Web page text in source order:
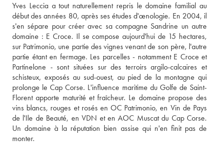
Yves Leccia a tout naturellement repris le domaine familial au
début des années 80, après ses études d'œnologie. En 2004, il
s'en sépare pour créer avec sa compagne Sandrine un autre
domaine : E Croce. Il se compose aujourd'hui de 15 hectares,
sur Patrimonio, une partie des vignes venant de son père, l'autre
partie étant en fermage. Les parcelles - notamment E Croce et
Partinelone - sont situées sur des terroirs argilo-calcaires et
schisteux, exposés au sud-ouest, au pied de la montagne qui
prolonge le Cap Corse. L'influence maritime du Golfe de Saint-
Florent apporte maturité et fraîcheur. Le domaine propose des
vins blancs, rouges et rosés en OC Patrimonio, en Vin de Pays
de l'Ile de Beauté, en VDN et en AOC Muscat du Cap Corse.
Un domaine à la réputation bien assise qui n'en finit pas de
monter.